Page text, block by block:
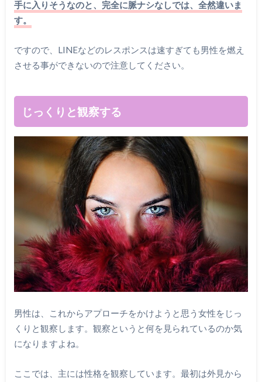
手に入りそうなのと、完全に脈ナシなしでは、全然違いま
す。
ですので、LINEなどのレスポンスは速すぎても男性を燃え
させる事ができないので注意してください。
じっくりと観察する
男性は、これからアプローチをかけようと思う女性をじっ
くりと観察します。観察というと何を見られているのか気
になりますよね。
ここでは、主には性格を観察しています。最初は外見から